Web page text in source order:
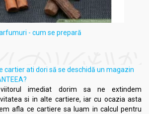
- cum se prepară
cartier ati dori să se deschidă un magazin
imediat dorim sa ne extindem
si in alte cartiere, iar cu ocazia asta
afla ce cartiere sa luam in calcul pentru